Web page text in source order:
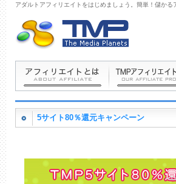
アダルトアフィリエイトをはじめましょう。簡単！儲かる
5サイト80％還元キャンペーン